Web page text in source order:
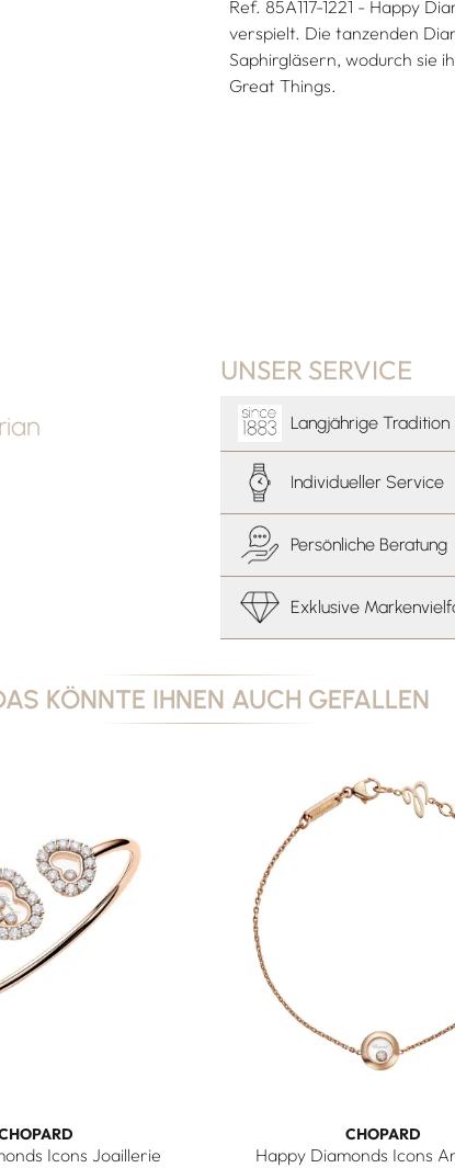
Ref. 85A117-1221 - Happy
verspielt. Die tanzenden
Saphirgläsern, wodurch sie
Great Things.
UNSER SERVICE
Langjährige Tradition
Individueller Service
Persönliche Beratung
Exklusive
KÖNNTE IHNEN AUCH GEFALLEN
Icons Joaillerie
CHOPARD
Happy Diamonds Icons